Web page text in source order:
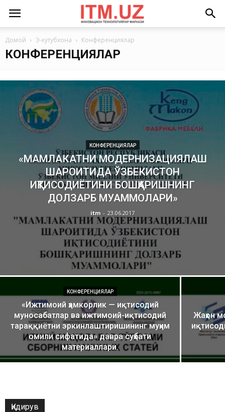
Домой Э-кутубхона Конференциялар
КОНФЕРЕНЦИЯЛАР
КОНФЕРЕНЦИЯЛАР
«МАМЛАКАТНИ МОДЕРНИЗАЦИЯЛАШ
ШАРОИТИДА ЎЗБЕКИСТОН
ИҚТИСОДИЁТИНИ БОШҚАРИШНИНГ
ДОЛЗАРБ МУАММОЛАРИ»
itm - 23.06.2017
КОНФЕРЕНЦИЯЛАР
«Ижтимоий ҳамкорлик — иқтисодий
муносабатлар ва ижтимоий-иқтисодий
тараққиётни эркинлаштиришининг муҳим
омили сифатида» давра суҳбати
материаллари.
Жаҳон
Қидирув